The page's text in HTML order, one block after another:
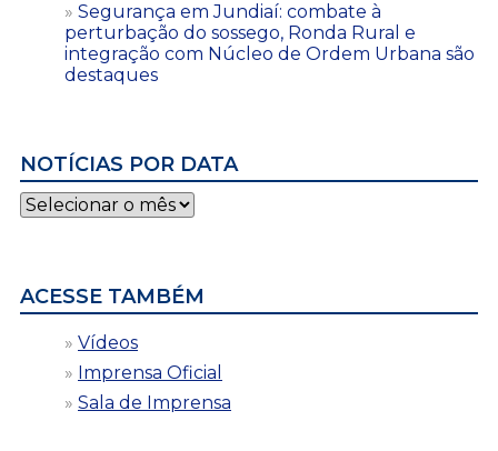
Segurança em Jundiaí: combate à
perturbação do sossego, Ronda Rural e
integração com Núcleo de Ordem Urbana são
destaques
NOTÍCIAS POR DATA
Notícias
por
ACESSE TAMBÉM
Vídeos
Imprensa Oficial
Sala de Imprensa